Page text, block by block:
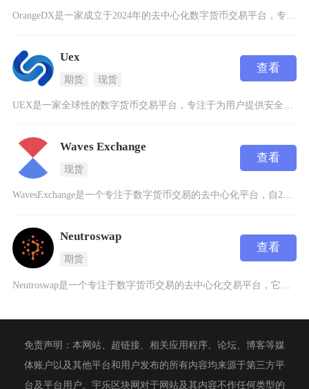
Uex
期货 现货
查看
Waves Exchange
现货
查看
WavesExchange是一个专注于数字货币交易的去中心化平台，自2016年推出以来就以
Neutroswap
期货
查看
免责声明：本网站、超链接、相关应用程序、论坛、博客等媒
体账户以及其他平台和用户发布的所有内容均来源于第三方平
台及平台用户。宇乐区块网对于网站及其内容不作任何类型的